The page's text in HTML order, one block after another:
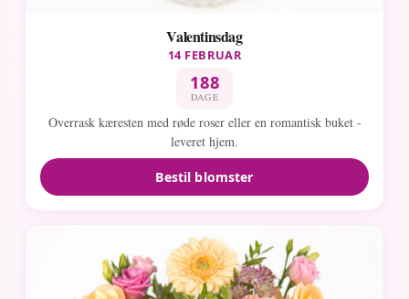
Valentinsdag
14 FEBRUAR
188
DAGE
Overrask kæresten med røde roser eller en romantisk buket -
leveret hjem.
Bestil blomster